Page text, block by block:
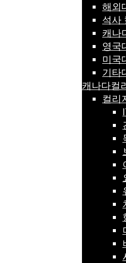
해외
석사
캐나
영국
미국
기타
캐나다컬
컬리